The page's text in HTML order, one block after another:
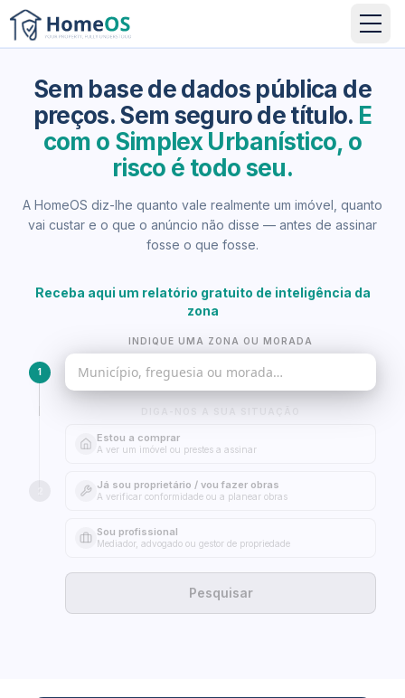
Sem base de dados pública de
preços. Sem seguro de título. E
com o Simplex Urbanístico, o
risco é todo seu.
A HomeOS diz-lhe quanto vale realmente um imóvel, quanto
vai custar e o que o anúncio não disse — antes de assinar
fosse o que fosse.
Receba aqui um relatório gratuito de inteligência da
zona
INDIQUE UMA ZONA OU MORADA
1
Estou a comprar
A ver um imóvel ou prestes a assinar
Já sou proprietário / vou fazer obras
A verificar conformidade ou a planear obras
Sou profissional
Mediador, advogado ou gestor de propriedade
Pesquisar